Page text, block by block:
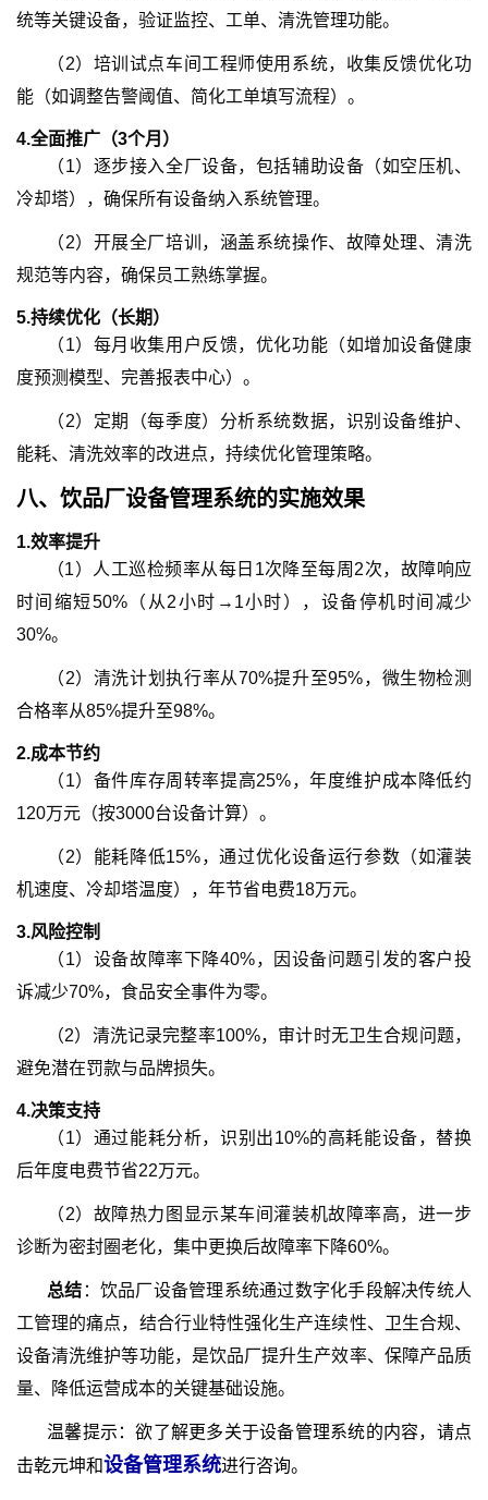
统等关键设备，验证监控、工单、清洗管理功能。
（2） 培训试点车间工程师使用系统，收集反馈优化功
能（如调整告警阈值、简化工单填写流程）。
4.全面推广 （3个月）
（1） 逐步接入全厂设备，包括辅助设备（如空压机、
冷却塔），确保所有设备纳入系统管理。
（2） 开展全厂培训，涵盖系统操作、故障处理、清洗
规范等内容，确保员工熟练掌握。
5.持续优化 （长期）
（1） 每月收集用户反馈，优化功能（如增加设备健康
度预测模型、完善报表中心）。
（2） 定期（每季度）分析系统数据，识别设备维护、
能耗、清洗效率的改进点，持续优化管理策略。
八、 饮品厂设备管理系统的实施效果
1.效率提升
（1） 人工巡检频率从每日1次降至每周2次，故障响应
时间缩短50%（从2小时→1小时），设备停机时间减少
30%。
（2） 清洗计划执行率从70%提升至95%，微生物检测
合格率从85%提升至98%。
2.成本节约
（1） 备件库存周转率提高25%，年度维护成本降低约
120万元（按3000台设备计算）。
（2） 能耗降低15%，通过优化设备运行参数（如灌装
机速度、冷却塔温度），年节省电费18万元。
3.风险控制
（1） 设备故障率下降40%，因设备问题引发的客户投
诉减少70%，食品安全事件为零。
（2） 清洗记录完整率100%，审计时无卫生合规问题，
避免潜在罚款与品牌损失。
4.决策支持
（1） 通过能耗分析，识别出10%的高耗能设备，替换
后年度电费节省22万元。
（2） 故障热力图显示某车间灌装机故障率高，进一步
诊断为密封圈老化，集中更换后故障率下降60%。
总结 ：饮品厂设备管理系统通过数字化手段解决传统人
工管理的痛点，结合行业特性强化生产连续性、卫生合规、
设备清洗维护等功能，是饮品厂提升生产效率、保障产品质
量、降低运营成本的关键基础设施。
温馨提示：欲了解更多关于设备管理系统的内容，请点
击乾元坤和设备管理系统进行咨询。